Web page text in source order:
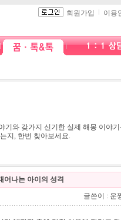
회원가입 이용
기와 갖가지 신기한 실제 해몽 이야
지, 한번 찾아보세요.
어나는 아이의 성격
글쓴이 : 운